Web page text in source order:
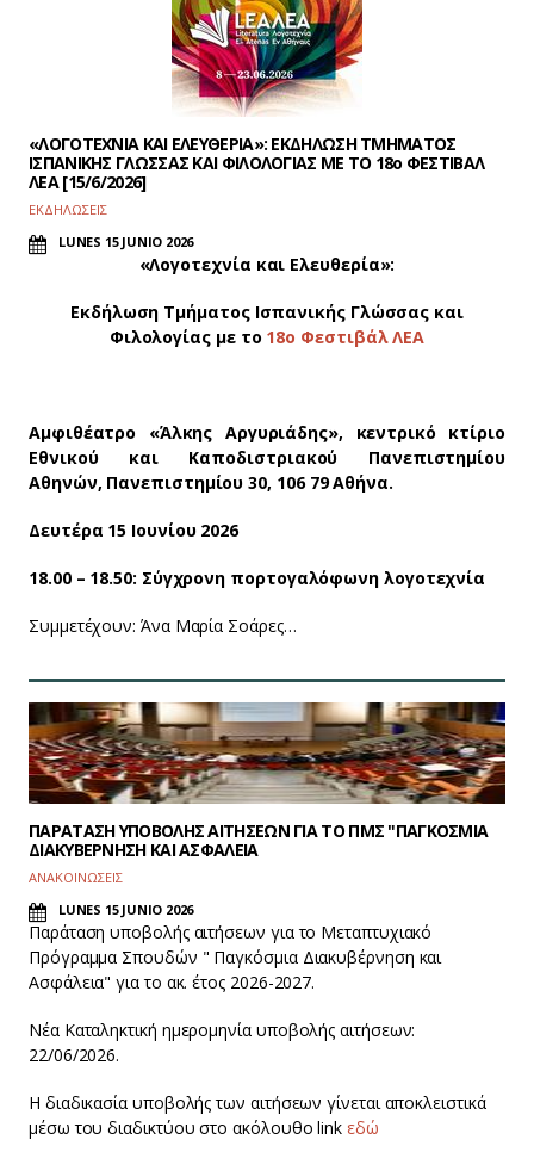
«ΛΟΓΟΤΕΧΝΙΑ ΚΑΙ ΕΛΕΥΘΕΡΙΑ»: ΕΚΔΗΛΩΣΗ ΤΜΗΜΑΤΟΣ
ΙΣΠΑΝΙΚΗΣ ΓΛΩΣΣΑΣ ΚΑΙ ΦΙΛΟΛΟΓΙΑΣ ΜΕ ΤΟ 18ο ΦΕΣΤΙΒΑΛ
ΛΕΑ [15/6/2026]
ΕΚΔΗΛΩΣΕΙΣ
LUNES 15 JUNIO 2026
«Λογοτεχνία και Ελευθερία»:
Εκδήλωση Τμήματος Ισπανικής Γλώσσας και
Φιλολογίας με το 18ο Φεστιβάλ ΛΕΑ
Αμφιθέατρο «Άλκης Αργυριάδης», κεντρικό κτίριο
Εθνικού και Καποδιστριακού Πανεπιστημίου
Αθηνών, Πανεπιστημίου 30, 106 79 Αθήνα.
Δευτέρα 15 Ιουνίου 2026
18.00 – 18.50: Σύγχρονη πορτογαλόφωνη λογοτεχνία
Συμμετέχουν: Άνα Μαρία Σοάρες…
ΠΑΡΑΤΑΣΗ ΥΠΟΒΟΛΗΣ ΑΙΤΗΣΕΩΝ ΓΙΑ ΤΟ ΠΜΣ "ΠΑΓΚΟΣΜΙΑ
ΔΙΑΚΥΒΕΡΝΗΣΗ ΚΑΙ ΑΣΦΑΛΕΙΑ
ΑΝΑΚΟΙΝΩΣΕΙΣ
LUNES 15 JUNIO 2026
Παράταση υποβολής αιτήσεων για το Μεταπτυχιακό
Πρόγραμμα Σπουδών " Παγκόσμια Διακυβέρνηση και
Ασφάλεια" για το ακ. έτος 2026-2027.
Νέα Καταληκτική ημερομηνία υποβολής αιτήσεων:
22/06/2026.
Η διαδικασία υποβολής των αιτήσεων γίνεται αποκλειστικά
μέσω του διαδικτύου στο ακόλουθο link εδώ